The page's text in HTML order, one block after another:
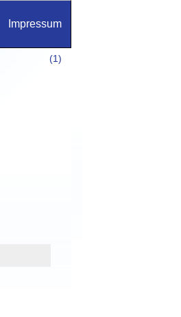
Impressum
(1)